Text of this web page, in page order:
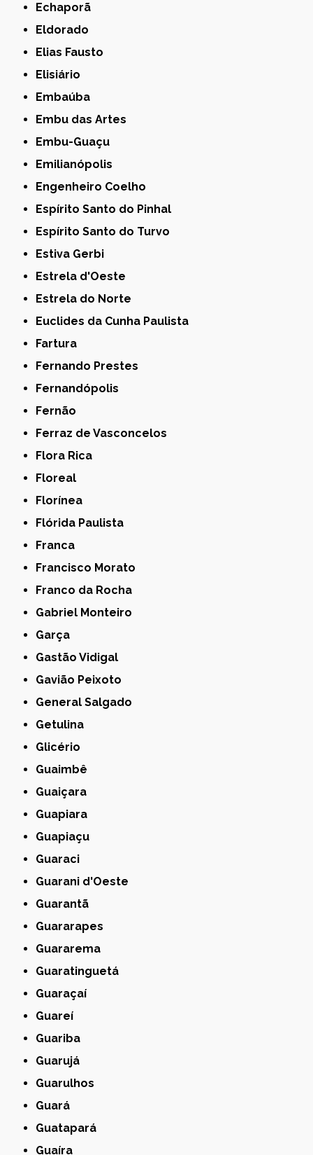
Echaporã
Eldorado
Elias Fausto
Elisiário
Embaúba
Embu das Artes
Embu-Guaçu
Emilianópolis
Engenheiro Coelho
Espírito Santo do Pinhal
Espírito Santo do Turvo
Estiva Gerbi
Estrela d'Oeste
Estrela do Norte
Euclides da Cunha Paulista
Fartura
Fernando Prestes
Fernandópolis
Fernão
Ferraz de Vasconcelos
Flora Rica
Floreal
Florínea
Flórida Paulista
Franca
Francisco Morato
Franco da Rocha
Gabriel Monteiro
Garça
Gastão Vidigal
Gavião Peixoto
General Salgado
Getulina
Glicério
Guaimbê
Guaiçara
Guapiara
Guapiaçu
Guaraci
Guarani d'Oeste
Guarantã
Guararapes
Guararema
Guaratinguetá
Guaraçaí
Guareí
Guariba
Guarujá
Guarulhos
Guará
Guatapará
Guaíra